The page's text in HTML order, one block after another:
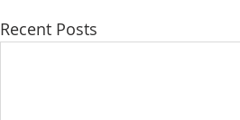
Recent Posts